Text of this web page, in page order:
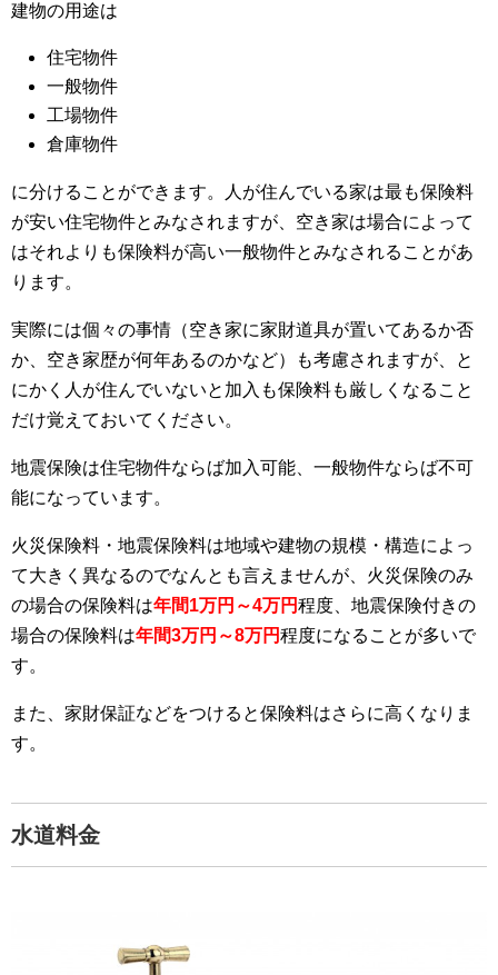
建物の用途は
住宅物件
一般物件
工場物件
倉庫物件
に分けることができます。人が住んでいる家は最も保険料
が安い住宅物件とみなされますが、空き家は場合によって
はそれよりも保険料が高い一般物件とみなされることがあ
ります。
実際には個々の事情（空き家に家財道具が置いてあるか否
か、空き家歴が何年あるのかなど）も考慮されますが、と
にかく人が住んでいないと加入も保険料も厳しくなること
だけ覚えておいてください。
地震保険は住宅物件ならば加入可能、一般物件ならば不可
能になっています。
火災保険料・地震保険料は地域や建物の規模・構造によっ
て大きく異なるのでなんとも言えませんが、火災保険のみ
の場合の保険料は年間1万円～4万円程度、地震保険付きの
場合の保険料は年間3万円～8万円程度になることが多いで
す。
また、家財保証などをつけると保険料はさらに高くなりま
す。
水道料金